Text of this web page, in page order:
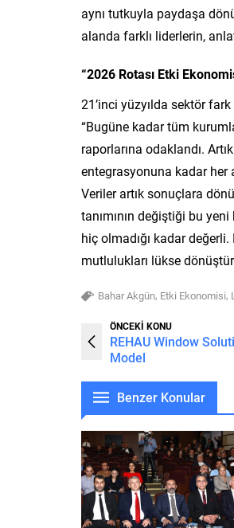
aynı tutkuyla paydaşa
alanda farklı liderlerin,
“2026 Rotası Etki
21’inci yüzyılda sektör
“Bugüne kadar tüm
raporlarına odaklandı.
entegrasyonuna kadar her
Veriler artık sonuçlara
tanımının değiştiği bu
hiç olmadığı kadar
mutlulukları lükse
Bahar Akgün, Etki Ekonomisi,
ÖNCEKİ KONU
REHAU Window
Model
Benzer Konular